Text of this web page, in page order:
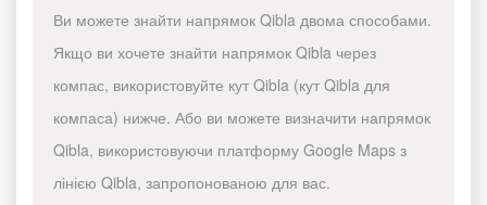
Ви можете знайти напрямок Qibla двома способами.
Якщо ви хочете знайти напрямок Qibla через
компас, використовуйте кут Qibla (кут Qibla для
компаса) нижче. Або ви можете визначити напрямок
Qibla, використовуючи платформу Google Maps з
лінією Qibla, запропонованою для вас.